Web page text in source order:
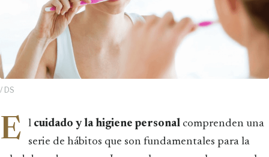
/ DS
E l cuidado y la higiene personal comprenden una
serie de hábitos que son fundamentales para la